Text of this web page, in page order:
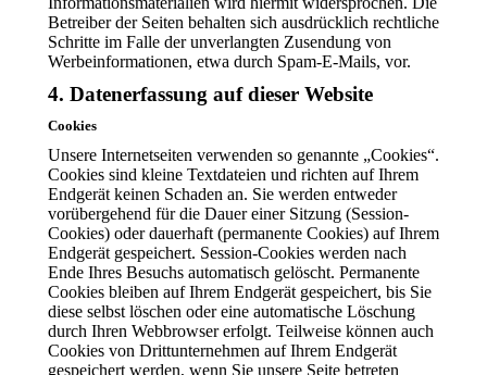
Betreiber der Seiten behalten sich ausdrücklich rechtliche
Schritte im Falle der unverlangten Zusendung von
Werbeinformationen, etwa durch Spam-E-Mails, vor.
4. Datenerfassung auf dieser Website
Cookies
Unsere Internetseiten verwenden so genannte „Cookies“.
Cookies sind kleine Textdateien und richten auf Ihrem
Endgerät keinen Schaden an. Sie werden entweder
vorübergehend für die Dauer einer Sitzung (Session-
Cookies) oder dauerhaft (permanente Cookies) auf Ihrem
Endgerät gespeichert. Session-Cookies werden nach
Ende Ihres Besuchs automatisch gelöscht. Permanente
Cookies bleiben auf Ihrem Endgerät gespeichert, bis Sie
diese selbst löschen oder eine automatische Löschung
durch Ihren Webbrowser erfolgt. Teilweise können auch
Cookies von Drittunternehmen auf Ihrem Endgerät
gespeichert werden, wenn Sie unsere Seite betreten